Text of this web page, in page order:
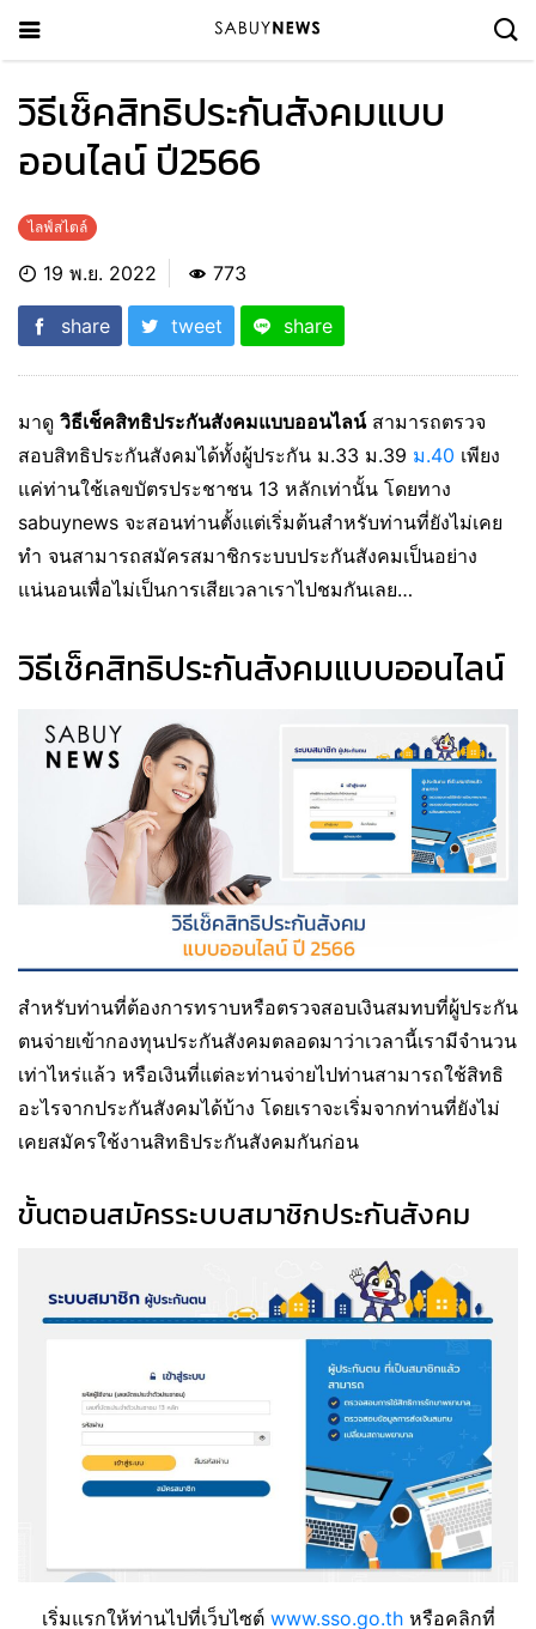
วิธีเช็คสิทธิประกันสังคมแบบ
ออนไลน์ ปี2566
ไลฟ์สไตล์
19 พ.ย. 2022 773
share tweet share
มาดู วิธีเช็คสิทธิประกันสังคมแบบออนไลน์สามารถตรวจ
สอบสิทธิประกันสังคมได้ทั้งผู้ประกัน ม.33 ม.39 ม.40 เพียง
แค่ท่านใช้เลขบัตรประชาชน 13 หลักเท่านั้น โดยทาง
sabuynews จะสอนท่านตั้งแต่เริ่มต้นสำหรับท่านที่ยังไม่เคย
ทำ จนสามารถสมัครสมาชิกระบบประกันสังคมเป็นอย่าง
แน่นอนเพื่อไม่เป็นการเสียเวลาเราไปชมกันเลย…
วิธีเช็คสิทธิประกันสังคมแบบออนไลน์
สำหรับท่านที่ต้องการทราบหรือตรวจสอบเงินสมทบที่ผู้ประกัน
ตนจ่ายเข้ากองทุนประกันสังคมตลอดมาว่าเวลานี้เรามีจำนวน
เท่าไหร่แล้ว หรือเงินที่แต่ละท่านจ่ายไปท่านสามารถใช้สิทธิ
อะไรจากประกันสังคมได้บ้าง โดยเราจะเริ่มจากท่านที่ยังไม่
เคยสมัครใช้งานสิทธิประกันสังคมกันก่อน
ขั้นตอนสมัครระบบสมาชิกประกันสังคม
เริ่มแรกให้ท่านไปที่เว็บไซต์ www.sso.go.thหรือคลิกที่